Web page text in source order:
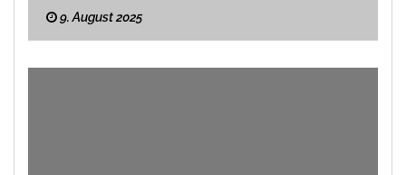
9. August 2025